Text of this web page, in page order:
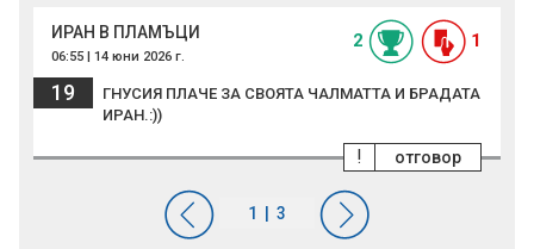
ИРАН В ПЛАМЪЦИ
06:55 | 14 юни 2026 г.
2 1
19
ГНУСИЯ ПЛАЧЕ ЗА СВОЯТА ЧАЛМАТТА И БРАДАТА
ИРАН.:))
отговор
!